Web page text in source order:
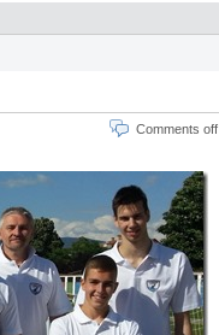
Comments off